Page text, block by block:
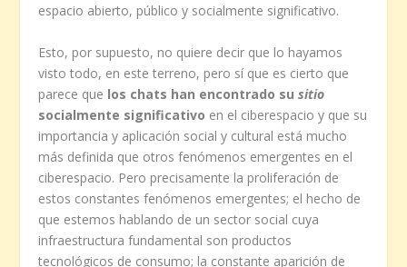
espacio abierto, público y socialmente significativo.
Esto, por supuesto, no quiere decir que lo hayamos
visto todo, en este terreno, pero sí que es cierto que
parece que los chats han encontrado susitio
socialmente significativo en el ciberespacio y que su
importancia y aplicación social y cultural está mucho
más definida que otros fenómenos emergentes en el
ciberespacio. Pero precisamente la proliferación de
estos constantes fenómenos emergentes; el hecho de
que estemos hablando de un sector social cuya
infraestructura fundamental son productos
tecnológicos de consumo; la constante aparición de